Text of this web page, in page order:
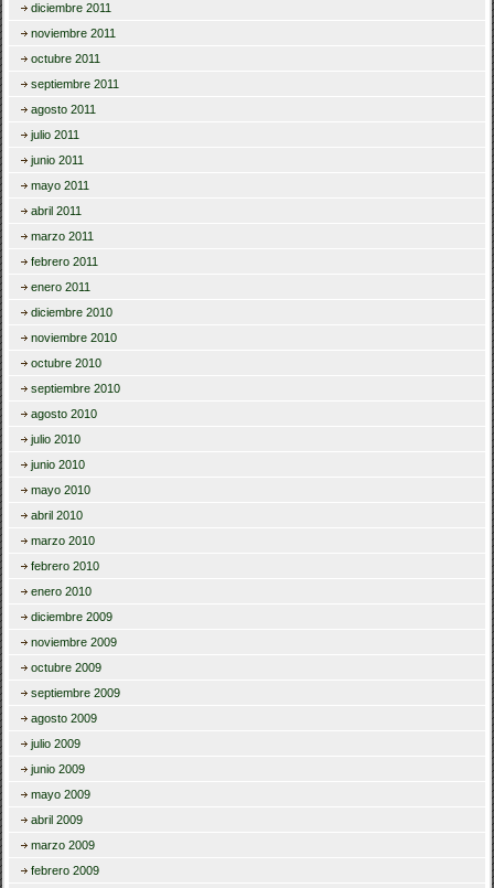
diciembre 2011
noviembre 2011
octubre 2011
septiembre 2011
agosto 2011
julio 2011
junio 2011
mayo 2011
abril 2011
marzo 2011
febrero 2011
enero 2011
diciembre 2010
noviembre 2010
octubre 2010
septiembre 2010
agosto 2010
julio 2010
junio 2010
mayo 2010
abril 2010
marzo 2010
febrero 2010
enero 2010
diciembre 2009
noviembre 2009
octubre 2009
septiembre 2009
agosto 2009
julio 2009
junio 2009
mayo 2009
abril 2009
marzo 2009
febrero 2009